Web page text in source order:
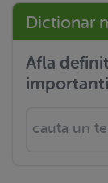
Dictionar
Afla